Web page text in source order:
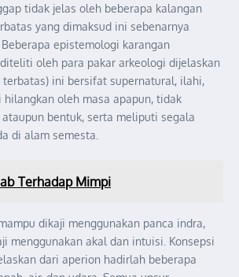
tidak jelas oleh beberapa kalangan
yang dimaksud ini sebenarnya
epistemologi karangan
oleh para pakar arkeologi dijelaskan
terbatas) ini bersifat supernatural, ilahi,
hilangkan oleh masa apapun, tidak
bentuk, serta meliputi segala
di alam semesta.
Terhadap Mimpi
dikaji menggunakan panca indra,
menggunakan akal dan intuisi. Konsepsi
dari aperion hadirlah beberapa